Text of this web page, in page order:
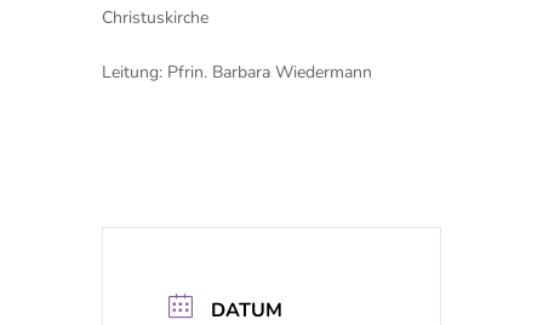
Christuskirche
Leitung: Pfrin. Barbara Wiedermann
DATUM